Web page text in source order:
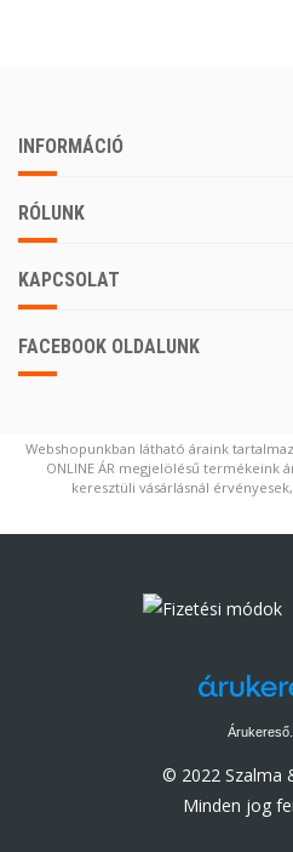
INFORMÁCIÓ
RÓLUNK
KAPCSOLAT
FACEBOOK OLDALUNK
Webshopunkban látható áraink
ONLINE ÁR megjelölésű termékeink
keresztüli vásárlásnál
© 2022 Szalma
Minden jog